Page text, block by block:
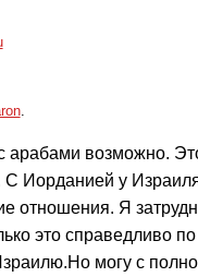
.
арабами возможно.
С Иорданией у
отношения. Я
это справедливо по
могу с